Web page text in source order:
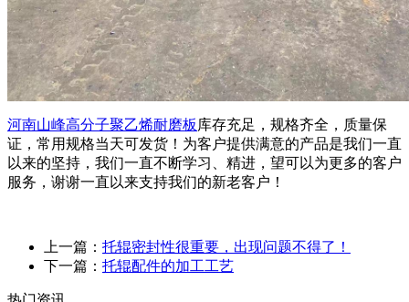
河南山峰高分子聚乙烯耐磨板 库存充足，规格齐全，质量保
证，常用规格当天可发货！为客户提供满意的产品是我们一直
以来的坚持，我们一直不断学习、精进，望可以为更多的客户
服务，谢谢一直以来支持我们的新老客户！
上一篇： 托辊密封性很重要，出现问题不得了！
下一篇： 托辊配件的加工工艺